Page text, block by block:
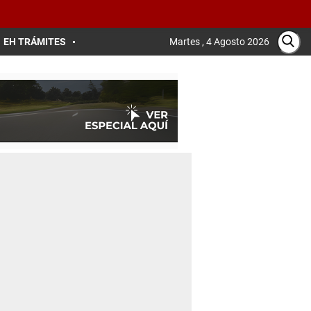
EH TRÁMITES Martes , 4 Agosto 2026